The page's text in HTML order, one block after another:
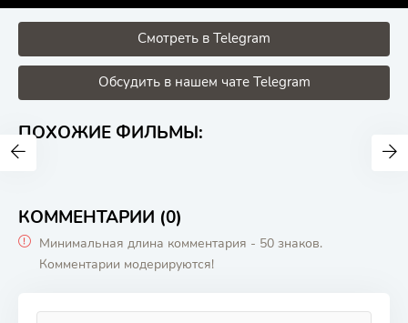
Смотреть в Telegram
Обсудить в нашем чате Telegram
ПОХОЖИЕ ФИЛЬМЫ:
КОММЕНТАРИИ (0)
Минимальная длина комментария - 50 знаков.
Комментарии модерируются!